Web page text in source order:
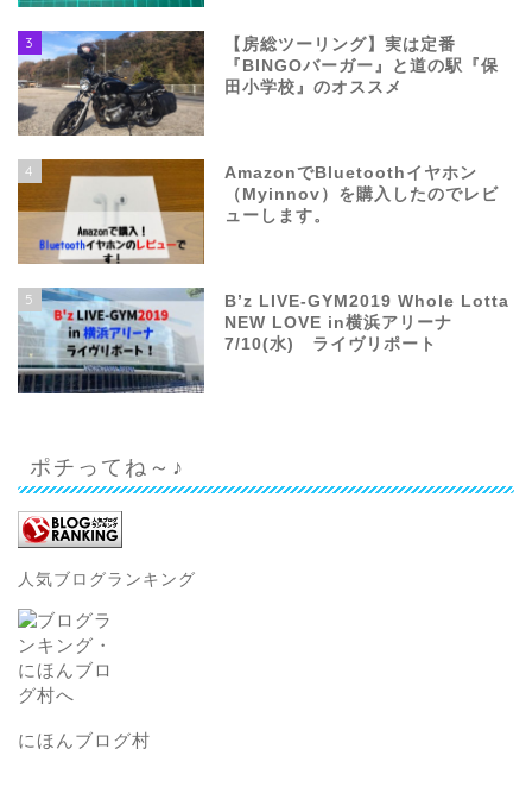
3
【房総ツーリング】実は定番
『BINGOバーガー』と道の駅『保
田小学校』のオススメ
4
AmazonでBluetoothイヤホン
（Myinnov）を購入したのでレビ
ューします。
5
B’z LIVE-GYM2019 Whole Lotta
NEW LOVE in横浜アリーナ
7/10(水) ライヴリポート
ポチってね～♪
人気ブログランキング
にほんブログ村